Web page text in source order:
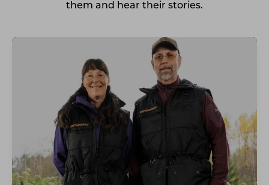
them and hear their stories.